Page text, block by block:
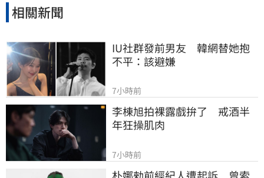
相關新聞
IU社群發前男友　韓網替她抱
不平：該避嫌
7小時前
李棟旭拍裸露戲拚了　戒酒半
年狂操肌肉
7小時前